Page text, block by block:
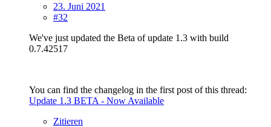
23. Juni 2021
#32
We've just updated the Beta of update 1.3 with build
0.7.42517
You can find the changelog in the first post of this thread:
Update 1.3 BETA - Now Available
Zitieren